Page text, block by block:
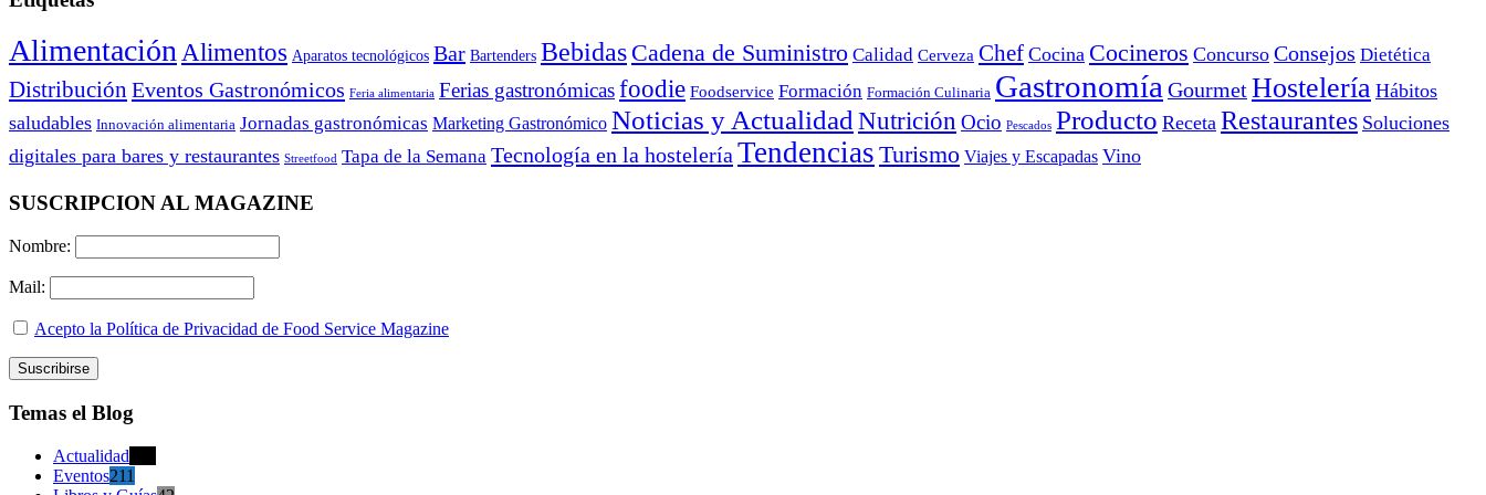
Alimentación Alimentos Aparatos tecnológicos Bar Bartenders Bebidas Cadena de Suministro Calidad Cerveza Chef Cocina Cocineros Concurso Consejos Dietética
Distribución Eventos Gastronómicos Feria alimentaria Ferias gastronómicasfoodie Foodservice Formación Formación Culinaria Gastronomía GourmetHostelería Hábitos
saludables Innovación alimentaria Jornadas gastronómicas Marketing Gastronómico Noticias y Actualidad Nutrición Ocio Pescados Producto Receta Restaurantes Soluciones
digitales para bares y restaurantes Streetfood Tapa de la Semana Tecnología en la hostelería Tendencias Turismo Viajes y Escapadas Vino
SUSCRIPCION AL MAGAZINE
Nombre:
Mail:
Acepto la Política de Privacidad de Food Service Magazine
Temas el Blog
Actualidad
Eventos211